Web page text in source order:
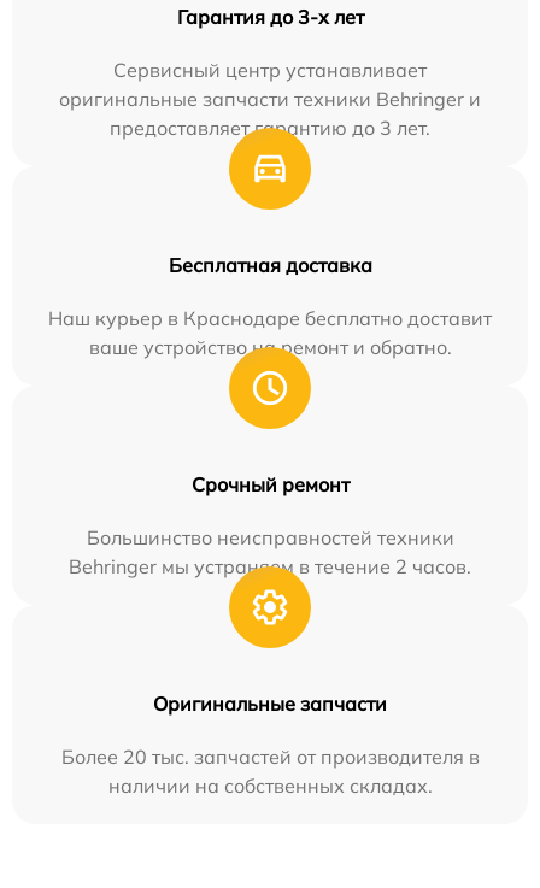
Гарантия до 3-х лет
Сервисный центр устанавливает
оригинальные запчасти техники Behringer и
предоставляет гарантию до 3 лет.
Бесплатная доставка
Наш курьер в Краснодаре бесплатно доставит
ваше устройство на ремонт и обратно.
Срочный ремонт
Большинство неисправностей техники
Behringer мы устраняем в течение 2 часов.
Оригинальные запчасти
Более 20 тыс. запчастей от производителя в
наличии на собственных складах.